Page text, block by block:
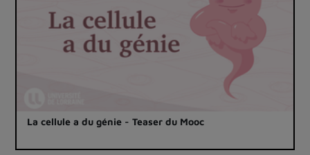
La cellule a du génie - Teaser du Mooc